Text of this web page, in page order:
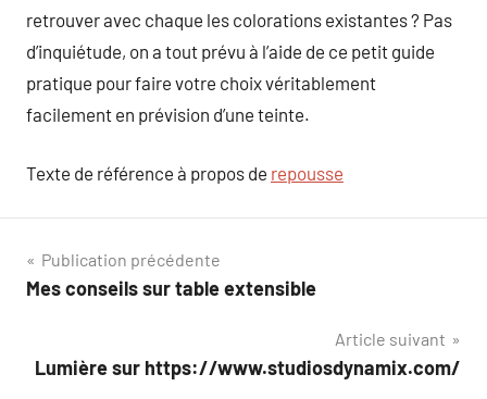
retrouver avec chaque les colorations existantes ? Pas
d’inquiétude, on a tout prévu à l’aide de ce petit guide
pratique pour faire votre choix véritablement
facilement en prévision d’une teinte.
Texte de référence à propos de repousse
Navigation
de
Publication précédente
Mes conseils sur table extensible
Article suivant
Lumière sur https://www.studiosdynamix.com/